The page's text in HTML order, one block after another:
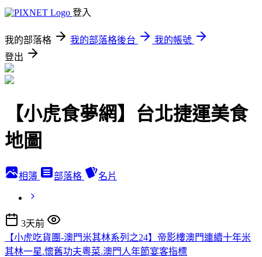
登入
我的部落格 我的部落格後台
我的帳號
登出
【小虎食夢網】台北捷運美食
地圖
相簿 部落格 名片
3天前
【小虎吃貨團-澳門米其林系列之24】帝影樓澳門連續十年米
其林一星.懷舊功夫粵菜.澳門人年節宴客指標